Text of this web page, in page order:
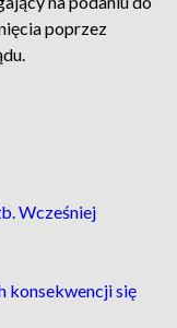
poprzez
Wcześniej
konsekwencji się